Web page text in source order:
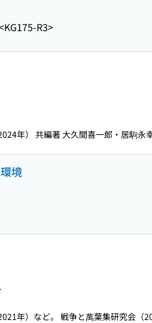
R3>
年） 共編著 大久間喜一郎・居駒永
境
年）など。 戦争と萬葉集研究会（